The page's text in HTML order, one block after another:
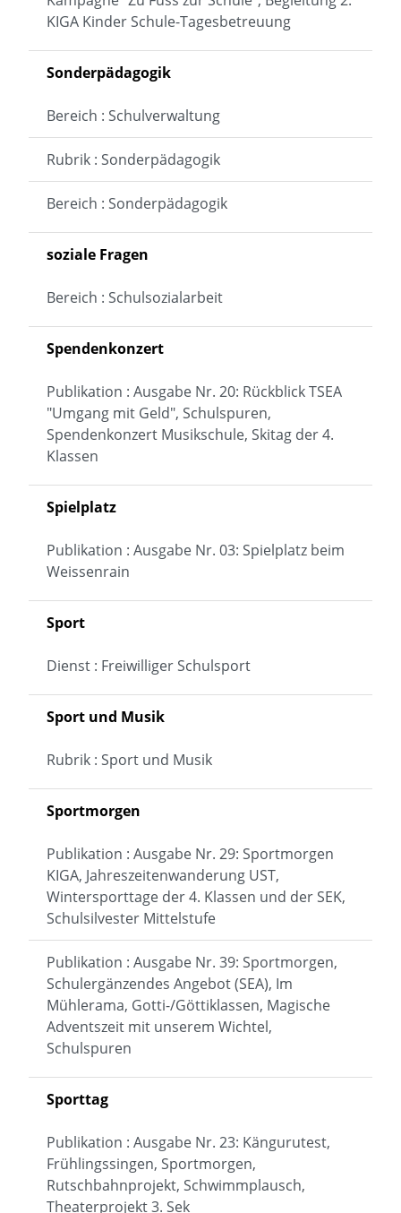
KIGA Kinder Schule-Tagesbetreuung
Sonderpädagogik
Bereich : Schulverwaltung
Rubrik : Sonderpädagogik
Bereich : Sonderpädagogik
soziale Fragen
Bereich : Schulsozialarbeit
Spendenkonzert
Publikation : Ausgabe Nr. 20: Rückblick TSEA
"Umgang mit Geld", Schulspuren,
Spendenkonzert Musikschule, Skitag der 4.
Klassen
Spielplatz
Publikation : Ausgabe Nr. 03: Spielplatz beim
Weissenrain
Sport
Dienst : Freiwilliger Schulsport
Sport und Musik
Rubrik : Sport und Musik
Sportmorgen
Publikation : Ausgabe Nr. 29: Sportmorgen
KIGA, Jahreszeitenwanderung UST,
Wintersporttage der 4. Klassen und der SEK,
Schulsilvester Mittelstufe
Publikation : Ausgabe Nr. 39: Sportmorgen,
Schulergänzendes Angebot (SEA), Im
Mühlerama, Gotti-/Göttiklassen, Magische
Adventszeit mit unserem Wichtel,
Schulspuren
Sporttag
Publikation : Ausgabe Nr. 23: Kängurutest,
Frühlingssingen, Sportmorgen,
Rutschbahnprojekt, Schwimmplausch,
Theaterprojekt 3. Sek